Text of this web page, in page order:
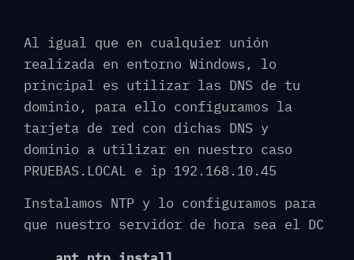
Al igual que en cualquier unión
realizada en entorno Windows, lo
principal es utilizar las DNS de tu
dominio, para ello configuramos la
tarjeta de red con dichas DNS y
dominio a utilizar en nuestro caso
PRUEBAS.LOCAL e ip 192.168.10.45
Instalamos NTP y lo configuramos para
que nuestro servidor de hora sea el DC